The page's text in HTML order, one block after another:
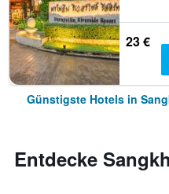
23 €
Günstigste Hotels in
Entdecke